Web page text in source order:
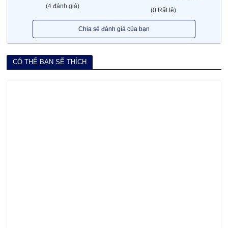
(4 đánh giá)
(0 Rất tệ)
Chia sẻ đánh giá của bạn
CÓ THỂ BẠN SẼ THÍCH